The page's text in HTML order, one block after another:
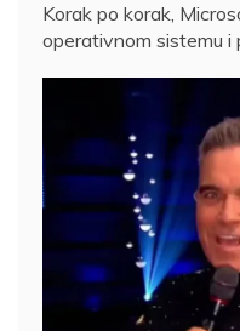
Korak po korak,
operativnom sistemu i